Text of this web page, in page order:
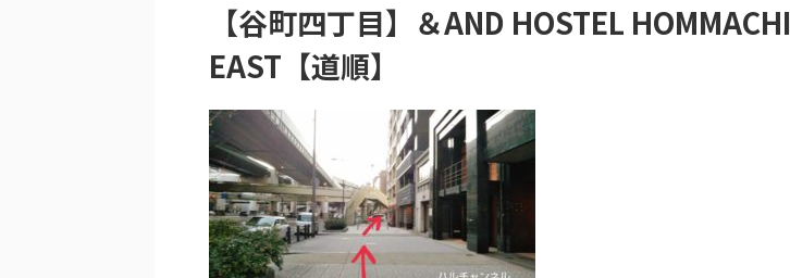
【谷町四丁目】＆AND HOSTEL HOMMACHI
EAST【道順】